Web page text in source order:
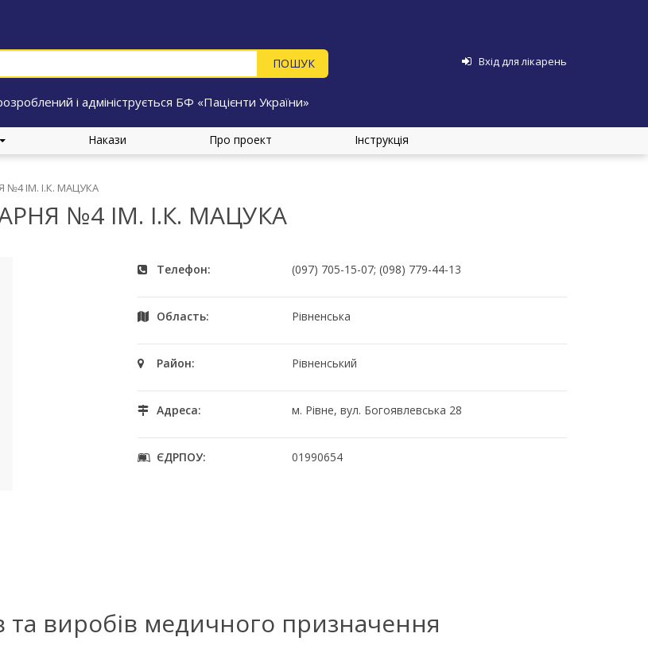
Вхід для лікарень
і адмініструється БФ «Пацієнти України»
Накази Про проект Інструкція
№4 ІМ. І.К. МАЦУКА
№4 ІМ. І.К. МАЦУКА
Телефон: (097) 705-15-07; (098) 779-44-13
Область: Рівненська
Район: Рівненський
Адреса: м. Рівне, вул. Богоявлевська 28
ЄДРПОУ: 01990654
та виробів медичного призначення